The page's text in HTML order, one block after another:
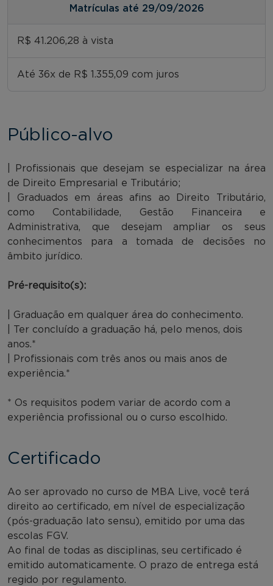
Matrículas até 29/09/2026
R$ 41.206,28 à vista
Até 36x de R$ 1.355,09 com juros
Público-alvo
| Profissionais que desejam se especializar na área
de Direito Empresarial e Tributário;
| Graduados em áreas afins ao Direito Tributário,
como Contabilidade, Gestão Financeira e
Administrativa, que desejam ampliar os seus
conhecimentos para a tomada de decisões no
âmbito jurídico.
Pré-requisito(s):
| Graduação em qualquer área do conhecimento.
| Ter concluído a graduação há, pelo menos, dois
anos.*
| Profissionais com três anos ou mais anos de
experiência.*
* Os requisitos podem variar de acordo com a
experiência profissional ou o curso escolhido.
Certificado
Ao ser aprovado no curso de MBA Live, você terá
direito ao certificado, em nível de especialização
(pós-graduação lato sensu), emitido por uma das
escolas FGV.
Ao final de todas as disciplinas, seu certificado é
emitido automaticamente. O prazo de entrega está
regido por regulamento.